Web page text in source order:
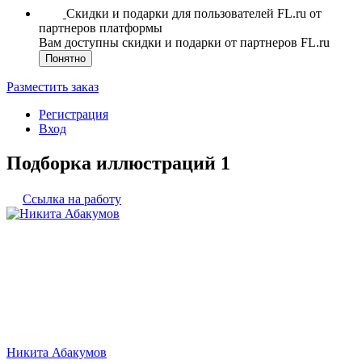
Скидки и подарки для пользователей FL.ru от
партнеров платформы
Вам доступны скидки и подарки от партнеров FL.ru
Понятно
Разместить заказ
Регистрация
Вход
Подборка иллюстраций 1
Ссылка на работу
Никита Абакумов